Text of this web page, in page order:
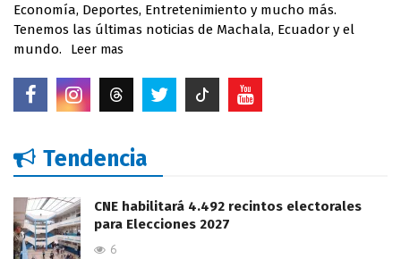
Economía, Deportes, Entretenimiento y mucho más.
Tenemos las últimas noticias de Machala, Ecuador y el
mundo.
Leer mas
Tendencia
CNE habilitará 4.492 recintos electorales
para Elecciones 2027
6